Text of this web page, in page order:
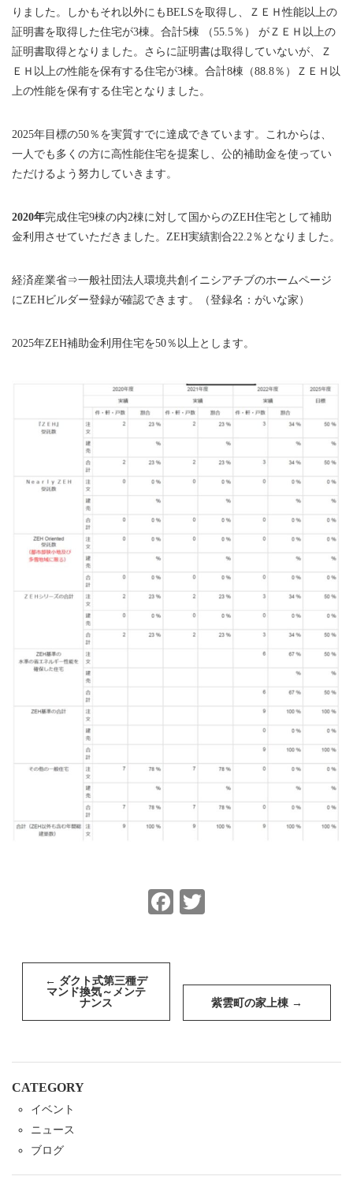
りました。しかもそれ以外にもBELSを取得し、ＺＥＨ性能以上の
証明書を取得した住宅が3棟。合計5棟 （55.5％） がＺＥＨ以上の
証明書取得となりました。さらに証明書は取得していないが、Ｚ
ＥＨ以上の性能を保有する住宅が3棟。合計8棟（88.8％）ＺＥＨ以
上の性能を保有する住宅となりました。
2025年目標の50％を実質すでに達成できています。これからは、
一人でも多くの方に高性能住宅を提案し、公的補助金を使ってい
ただけるよう努力していきます。
2020年完成住宅9棟の内2棟に対して国からのZEH住宅として補助
金利用させていただきました。ZEH実績割合22.2％となりました。
経済産業省⇒一般社団法人環境共創イニシアチブのホームページ
にZEHビルダー登録が確認できます。（登録名：がいな家）
2025年ZEH補助金利用住宅を50％以上とします。
Facebook
投
ゲ
← ダクト式第三種デ
マンド換気～メンテ
ナンス
紫雲町の家上棟 →
CATEGORY
イベント
ニュース
ブログ